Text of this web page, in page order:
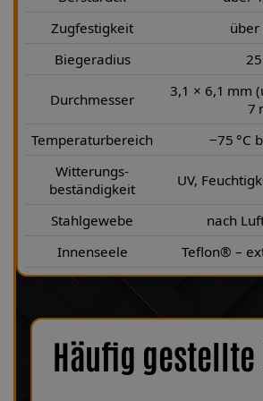
Zugfestigkeit
über
Biegeradius
Durchmesser
3,1 × 6,1 mm
7
Temperaturbereich
−75 °C
Witterungs-
beständigkeit
UV,
Stahlgewebe
nach
Innenseele
Teflon® –
Häufig gestellte